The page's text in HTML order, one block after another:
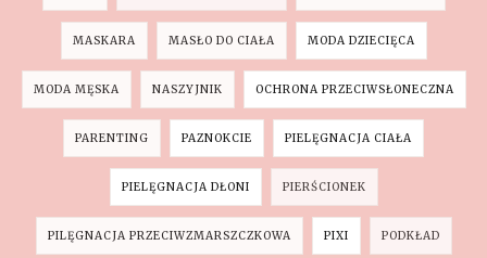
MASKARA MASŁO DO CIAŁA MODA DZIECIĘCA
MODA MĘSKA NASZYJNIK OCHRONA PRZECIWSŁONECZNA
PARENTING PAZNOKCIE PIELĘGNACJA CIAŁA
PIELĘGNACJA DŁONI PIERŚCIONEK
PILĘGNACJA PRZECIWZMARSZCZKOWA PIXI PODKŁAD